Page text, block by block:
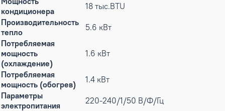
кондиционера
18 тыс.BTU
Производительность
тепло
5.6 кВт
Потребляемая
мощность
(охлаждение)
1.6 кВт
Потребляемая
мощность (обогрев)
1.4 кВт
Параметры
электропитания
220-240/1/50 В/Ф/Гц